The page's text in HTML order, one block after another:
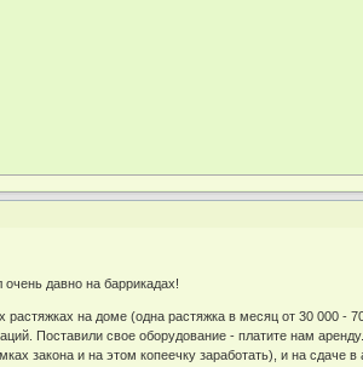
давно на баррикадах!
на доме (одна растяжка в месяц от 30 000 -
Поставили свое оборудование - платите нам
закона и на этом копеечку заработать), и на сдаче